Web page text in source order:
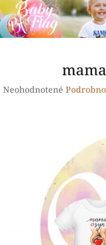
Prejsť
na
obsah
Priemerné
Neohodnotené